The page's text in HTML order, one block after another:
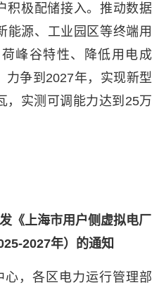
积极配储接入。推动数据
能源、工业园区等终端用
峰谷特性、降低用电成
争到2027年，实现新型
，实测可调能力达到25万
《上海市用户侧虚拟电厂
2027年）的通知
心，各区电力运行管理部